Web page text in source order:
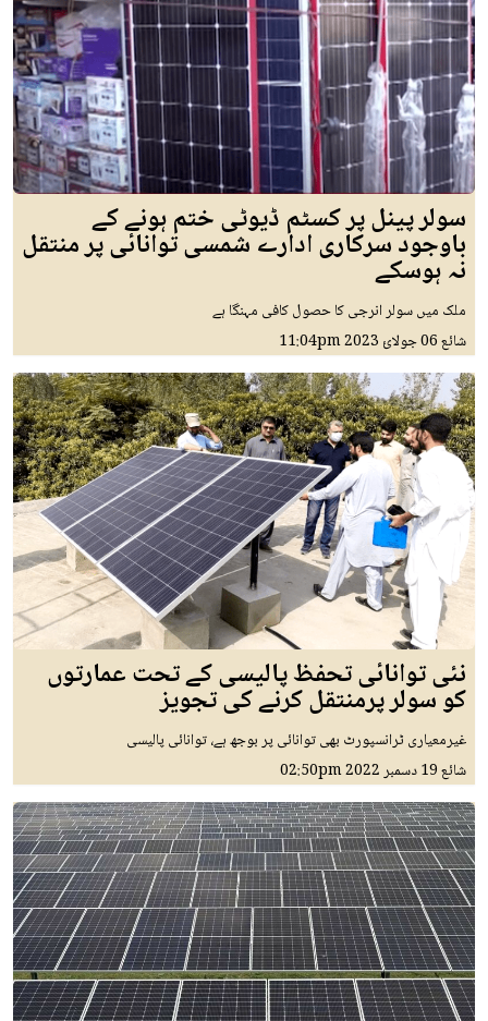
سولر پینل پر کسٹم ڈیوٹی ختم ہونے کے
باوجود سرکاری ادارے شمسی توانائی پر منتقل
نہ ہوسکے
ملک میں سولر انرجی کا حصول کافی مہنگا ہے
شائع06 جولائ 2023 11:04pm
نئی توانائی تحفظ پالیسی کے تحت عمارتوں
کو سولر پرمنتقل کرنے کی تجویز
غیرمعیاری ٹرانسپورٹ بھی توانائی پر بوجھ ہے، توانائی پالیسی
شائع19 دسمبر 2022 02:50pm